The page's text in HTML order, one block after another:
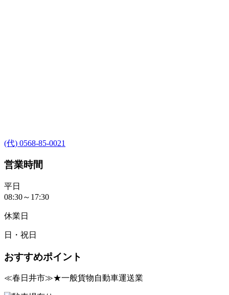
(代) 0568-85-0021
営業時間
平日
08:30～17:30
休業日
日・祝日
おすすめポイント
≪春日井市≫★一般貨物自動車運送業